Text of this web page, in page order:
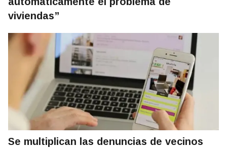
viviendas”
Se multiplican las denuncias de vecinos